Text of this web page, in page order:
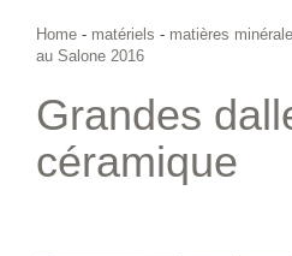
Home - matériels - matières
au Salone 2016
Grandes
céramique